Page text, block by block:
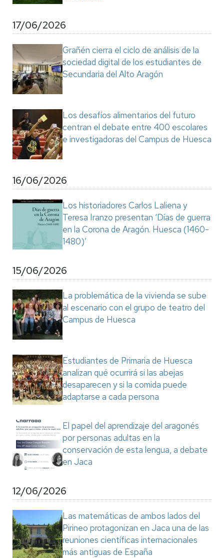
17/06/2026
Grañén cierra el ciclo de análisis de la
sociedad digital de los estudiantes de
Secundaria del Alto Aragón
Los desafíos alimentarios del futuro
centran el debate entre 400 escolares
e investigadoras del Campus de Huesca
16/06/2026
Los historiadores Carlos Laliena y
Teresa Iranzo presentan ‘Días de guerra
en la Corona de Aragón. Huesca (1460-
1480)’
15/06/2026
La problemática de la vivienda se sube
al escenario con el grupo de teatro del
Campus de Huesca
Estudiantes de Primaria de Huesca
analizan qué ocurrirá si las abejas
desaparecen y si la comida puede
adaptarse a cada persona
El papel del aprendizaje del aragonés
por personas adultas en la
conservación de esta lengua, a debate
en Jaca
12/06/2026
Las matemáticas de ambos lados del
Pirineo protagonizan en Jaca una de las
reuniones científicas internacionales
más antiguas de España